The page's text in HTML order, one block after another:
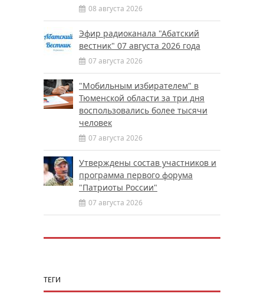
08 августа 2026
Эфир радиоканала "Абатский
вестник" 07 августа 2026 года
07 августа 2026
"Мобильным избирателем" в
Тюменской области за три дня
воспользовались более тысячи
человек
07 августа 2026
Утверждены состав участников и
программа первого форума
"Патриоты России"
07 августа 2026
ТЕГИ